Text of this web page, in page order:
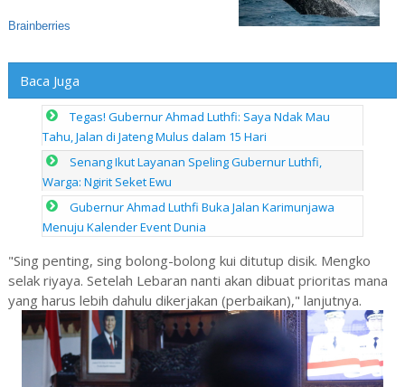
Baca Juga
Tegas! Gubernur Ahmad Luthfi: Saya Ndak Mau
Tahu, Jalan di Jateng Mulus dalam 15 Hari
Senang Ikut Layanan Speling Gubernur Luthfi,
Warga: Ngirit Seket Ewu
Gubernur Ahmad Luthfi Buka Jalan Karimunjawa
Menuju Kalender Event Dunia
"Sing penting, sing bolong-bolong kui ditutup disik. Mengko
selak riyaya. Setelah Lebaran nanti akan dibuat prioritas mana
yang harus lebih dahulu dikerjakan (perbaikan)," lanjutnya.